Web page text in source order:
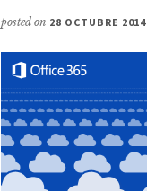
posted on 28 OCTUBRE 2014